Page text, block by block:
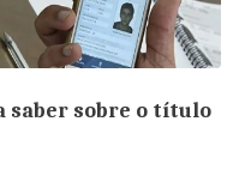
saber sobre o título